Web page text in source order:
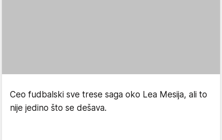
Ceo fudbalski sve trese saga oko Lea Mesija, ali to
nije jedino što se dešava.